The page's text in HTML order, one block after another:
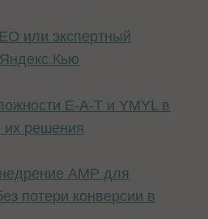
или экспертный
E-A-T и YMYL в
их решения
AMP для
потери конверсии в